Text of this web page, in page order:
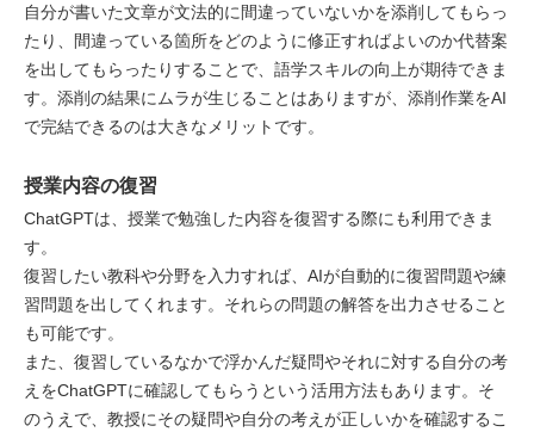
自分が書いた文章が文法的に間違っていないかを添削してもらっ
たり、間違っている箇所をどのように修正すればよいのか代替案
を出してもらったりすることで、語学スキルの向上が期待できま
す。添削の結果にムラが生じることはありますが、添削作業をAI
で完結できるのは大きなメリットです。
授業内容の復習
ChatGPTは、授業で勉強した内容を復習する際にも利用できま
す。
復習したい教科や分野を入力すれば、AIが自動的に復習問題や練
習問題を出してくれます。それらの問題の解答を出力させること
も可能です。
また、復習しているなかで浮かんだ疑問やそれに対する自分の考
えをChatGPTに確認してもらうという活用方法もあります。そ
のうえで、教授にその疑問や自分の考えが正しいかを確認するこ